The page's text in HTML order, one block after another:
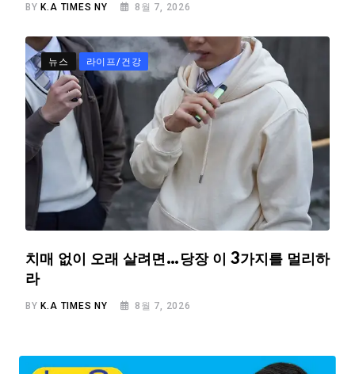
BY K.A TIMES NY 8월 7, 2026
뉴스 라이프/건강
치매 없이 오래 살려면…당장 이 3가지를 멀리하
라
BYK.A TIMES NY 8월 7, 2026